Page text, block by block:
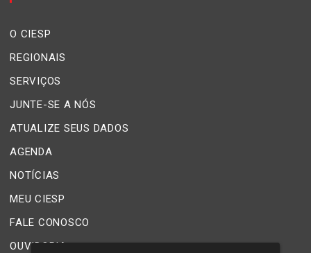
O CIESP
REGIONAIS
SERVIÇOS
JUNTE-SE A NÓS
ATUALIZE SEUS DADOS
AGENDA
NOTÍCIAS
MEU CIESP
FALE CONOSCO
OUVIDORIA